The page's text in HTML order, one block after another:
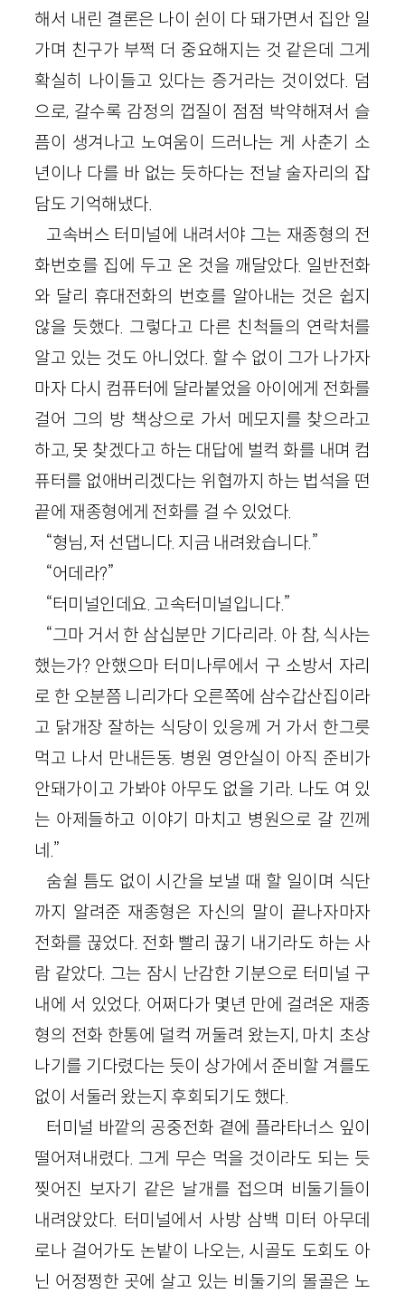
해서 내린 결론은 나이 쉰이 다 돼가면서 집안 일
가며 친구가 부쩍 더 중요해지는 것 같은데 그게
확실히 나이들고 있다는 증거라는 것이었다. 덤
으로, 갈수록 감정의 껍질이 점점 박약해져서 슬
픔이 생겨나고 노여움이 드러나는 게 사춘기 소
년이나 다를 바 없는 듯하다는 전날 술자리의 잡
담도 기억해냈다.
고속버스 터미널에 내려서야 그는 재종형의 전
화번호를 집에 두고 온 것을 깨달았다. 일반전화
와 달리 휴대전화의 번호를 알아내는 것은 쉽지
않을 듯했다. 그렇다고 다른 친척들의 연락처를
알고 있는 것도 아니었다. 할 수 없이 그가 나가자
마자 다시 컴퓨터에 달라붙었을 아이에게 전화를
걸어 그의 방 책상으로 가서 메모지를 찾으라고
하고, 못 찾겠다고 하는 대답에 벌컥 화를 내며 컴
퓨터를 없애버리겠다는 위협까지 하는 법석을 떤
끝에 재종형에게 전화를 걸 수 있었다.
“형님, 저 선댑니다. 지금 내려왔습니다.”
“어데라?”
“터미널인데요. 고속터미널입니다.”
“그마 거서 한 삼십분만 기다리라. 아 참, 식사는
했는가? 안했으마 터미나루에서 구 소방서 자리
로 한 오분쯤 니리가다 오른쪽에 삼수갑산집이라
고 닭개장 잘하는 식당이 있응께 거 가서 한그릇
먹고 나서 만내든동. 병원 영안실이 아직 준비가
안돼가이고 가봐야 아무도 없을 기라. 나도 여 있
는 아제들하고 이야기 마치고 병원으로 갈 낀께
네.”
숨쉴 틈도 없이 시간을 보낼 때 할 일이며 식단
까지 알려준 재종형은 자신의 말이 끝나자마자
전화를 끊었다. 전화 빨리 끊기 내기라도 하는 사
람 같았다. 그는 잠시 난감한 기분으로 터미널 구
내에 서 있었다. 어쩌다가 몇년 만에 걸려온 재종
형의 전화 한통에 덜컥 꺼둘려 왔는지, 마치 초상
나기를 기다렸다는 듯이 상가에서 준비할 겨를도
없이 서둘러 왔는지 후회되기도 했다.
터미널 바깥의 공중전화 곁에 플라타너스 잎이
떨어져내렸다. 그게 무슨 먹을 것이라도 되는 듯
찢어진 보자기 같은 날개를 접으며 비둘기들이
내려앉았다. 터미널에서 사방 삼백 미터 아무데
로나 걸어가도 논밭이 나오는, 시골도 도회도 아
닌 어정쩡한 곳에 살고 있는 비둘기의 몰골은 노